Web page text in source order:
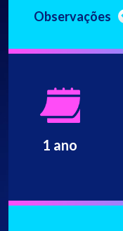
Observações
1 ano